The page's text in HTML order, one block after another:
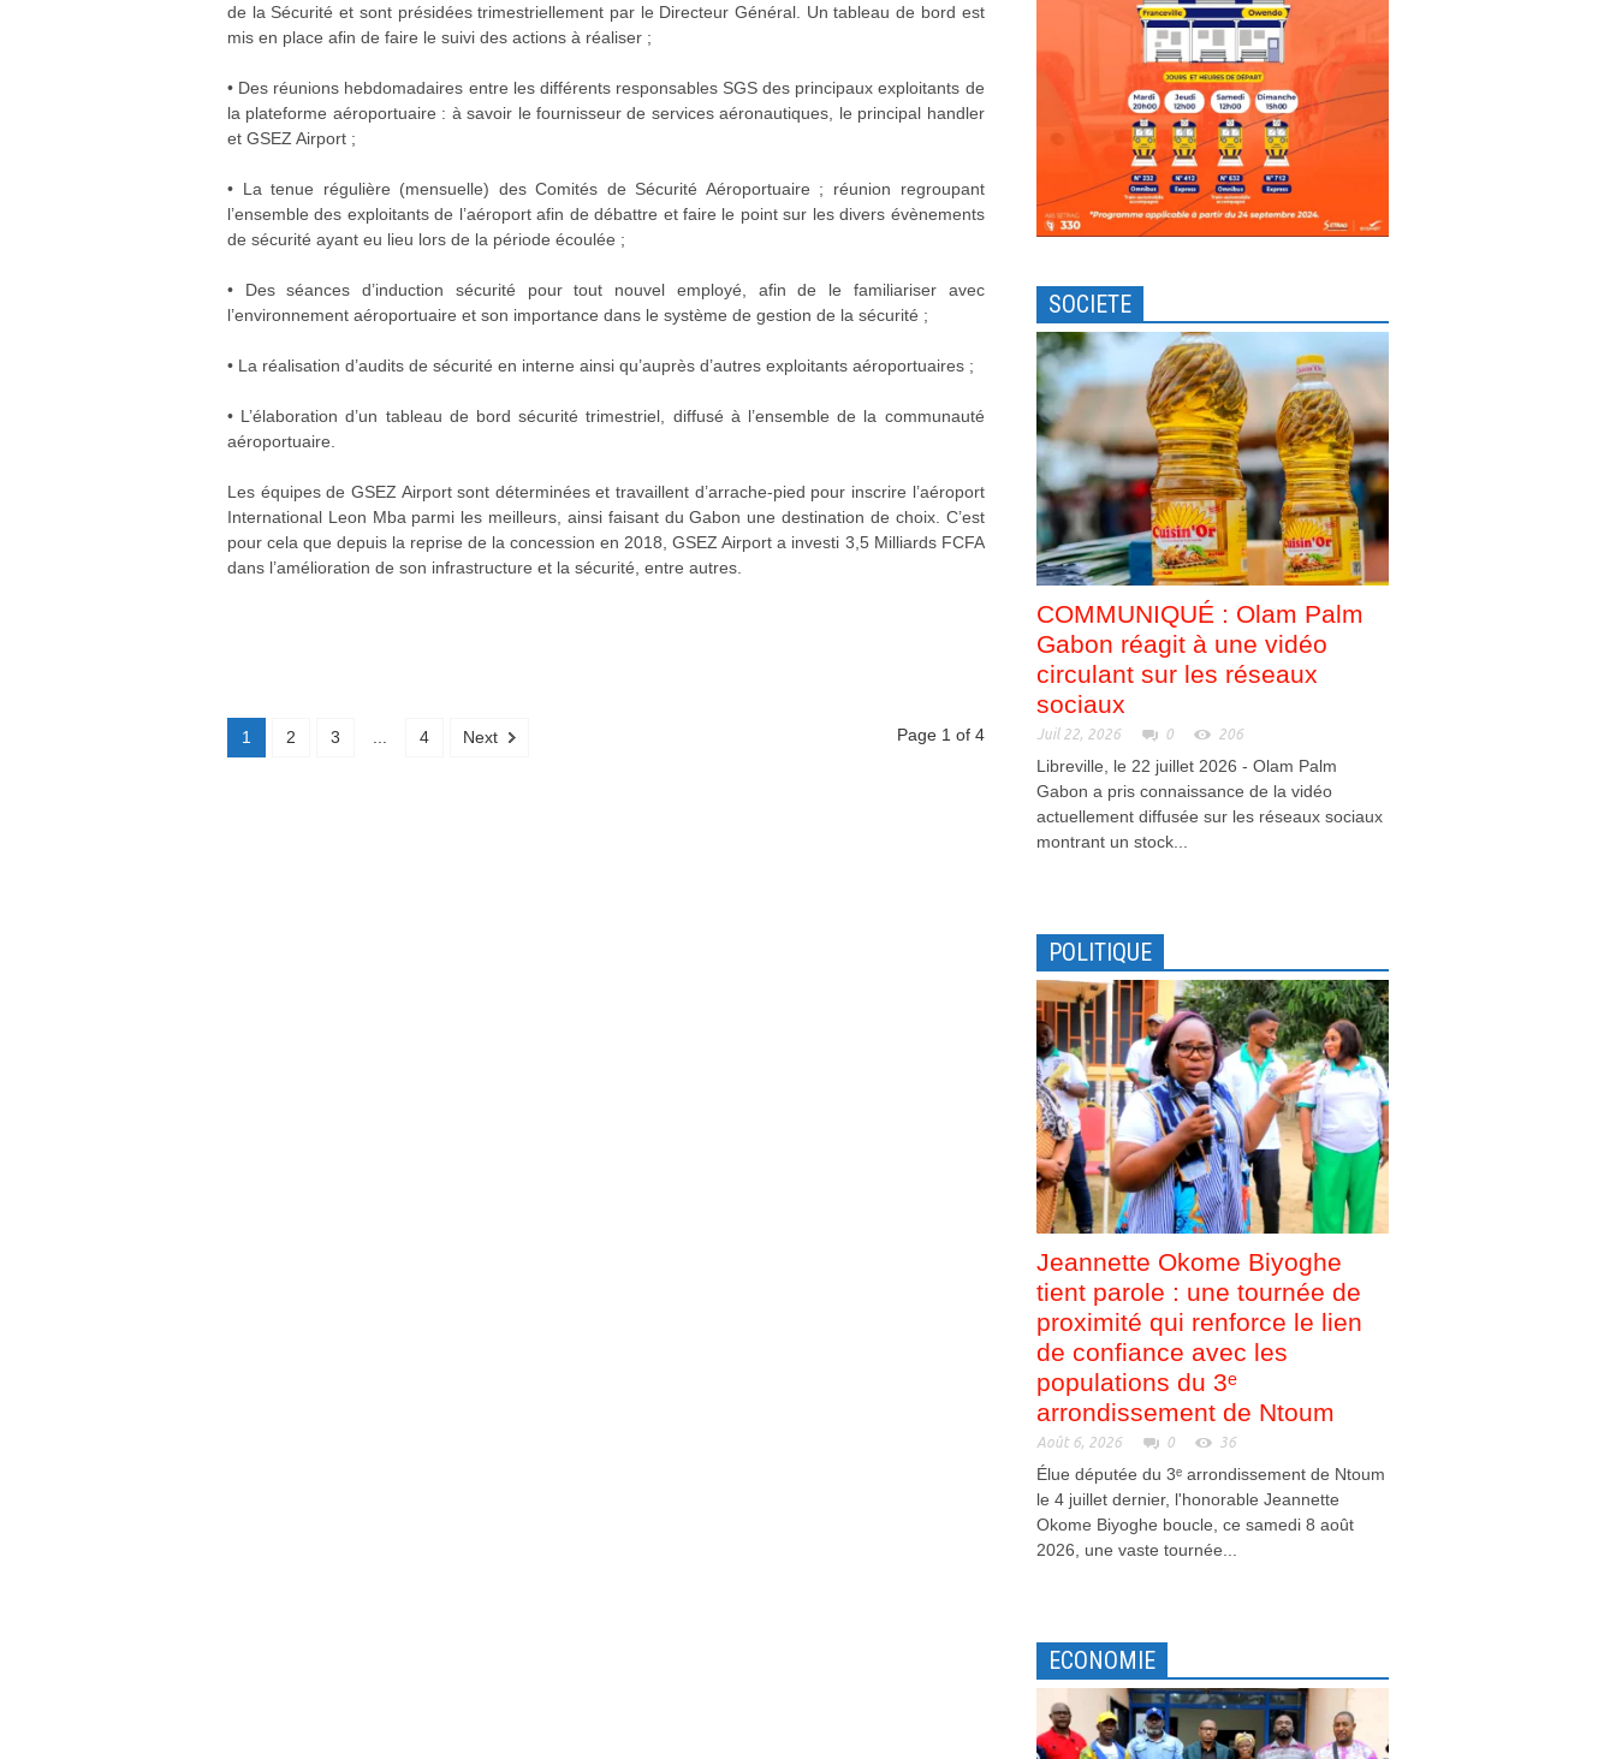
de la Sécurité et sont présidées trimestriellement par le Directeur Général. Un tableau de bord est
mis en place afin de faire le suivi des actions à réaliser ;
• Des réunions hebdomadaires entre les différents responsables SGS des principaux exploitants de
la plateforme aéroportuaire : à savoir le fournisseur de services aéronautiques, le principal handler
et GSEZ Airport ;
• La tenue régulière (mensuelle) des Comités de Sécurité Aéroportuaire ; réunion regroupant
l’ensemble des exploitants de l’aéroport afin de débattre et faire le point sur les divers évènements
de sécurité ayant eu lieu lors de la période écoulée ;
• Des séances d’induction sécurité pour tout nouvel employé, afin de le familiariser avec
l’environnement aéroportuaire et son importance dans le système de gestion de la sécurité ;
• La réalisation d’audits de sécurité en interne ainsi qu’auprès d’autres exploitants aéroportuaires ;
• L’élaboration d’un tableau de bord sécurité trimestriel, diffusé à l’ensemble de la communauté
aéroportuaire.
Les équipes de GSEZ Airport sont déterminées et travaillent d’arrache-pied pour inscrire l’aéroport
International Leon Mba parmi les meilleurs, ainsi faisant du Gabon une destination de choix. C’est
pour cela que depuis la reprise de la concession en 2018, GSEZ Airport a investi 3,5 Milliards FCFA
dans l’amélioration de son infrastructure et la sécurité, entre autres.
1 2 3 4 Next Page 1 of 4
SOCIETE
COMMUNIQUÉ : Olam Palm
Gabon réagit à une vidéo
circulant sur les réseaux
sociaux
Juil 22, 2026 0 206
Libreville, le 22 juillet 2026 - Olam Palm
Gabon a pris connaissance de la vidéo
actuellement diffusée sur les réseaux sociaux
montrant un stock...
POLITIQUE
Jeannette Okome Biyoghe
tient parole : une tournée de
proximité qui renforce le lien
de confiance avec les
populations du 3ᵉ
arrondissement de Ntoum
Août 6, 2026 0 36
Élue députée du 3ᵉ arrondissement de Ntoum
le 4 juillet dernier, l'honorable Jeannette
Okome Biyoghe boucle, ce samedi 8 août
2026, une vaste tournée...
ECONOMIE